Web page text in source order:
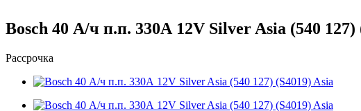
Bosch 40 А/ч п.п. 330А 12V Silver Asia (540 127)
Рассрочка